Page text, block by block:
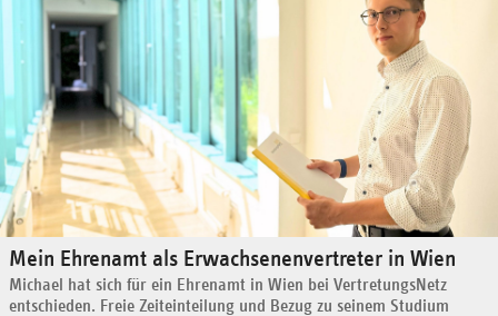
Mein Ehrenamt als Erwachsenenvertreter in Wien
Michael hat sich für ein Ehrenamt in Wien bei VertretungsNetz
entschieden. Freie Zeiteinteilung und Bezug zu seinem Studium